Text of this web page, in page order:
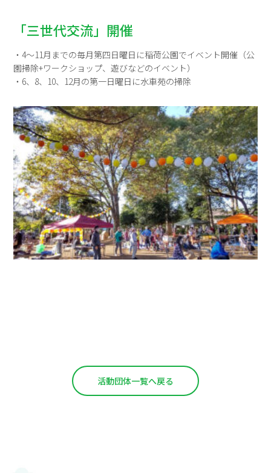
「三世代交流」開催
・4～11月までの毎月第四日曜日に稲荷公園でイベント開催（公
園掃除+ワークショップ、遊びなどのイベント）
・6、8、10、12月の第一日曜日に水車苑の掃除
活動団体一覧へ戻る